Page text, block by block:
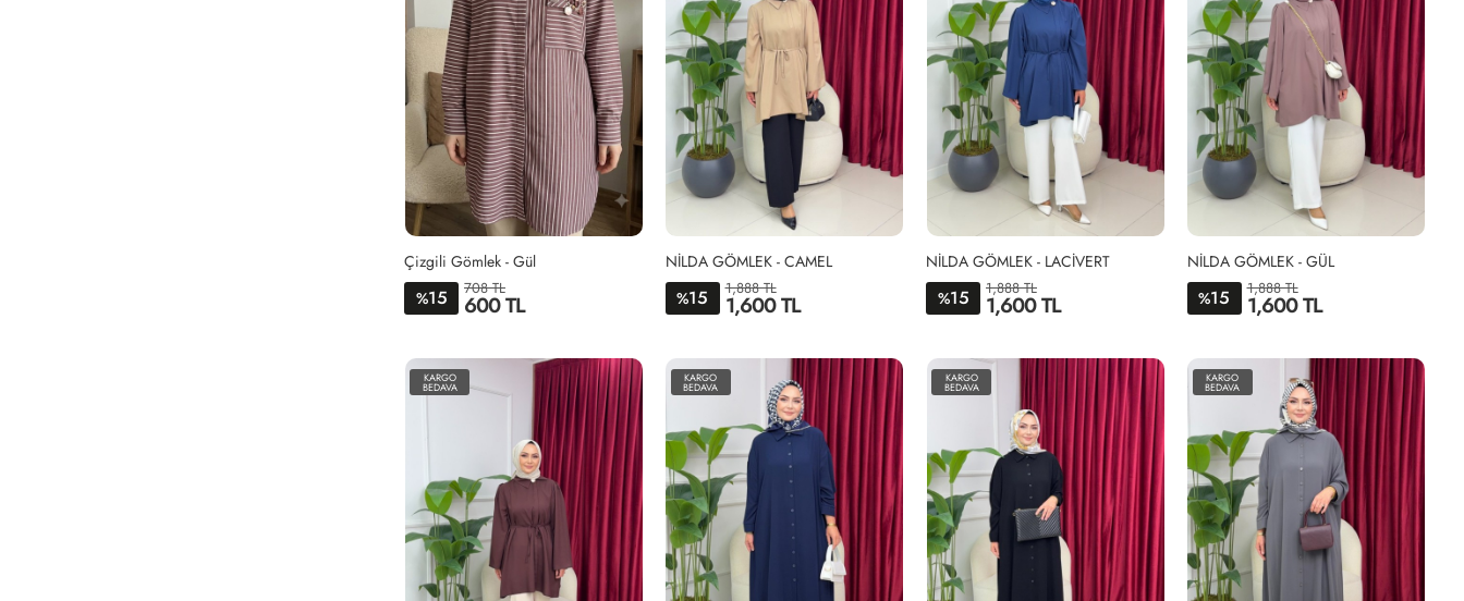
38-
46-
52
Çizgili Gömlek - Gül
%15 708 TL
600 TL
38-
50-
52
44-
46-
48
NİLDA GÖMLEK - CAMEL
%15 1,888 TL
1,600 TL
38-
42
50-
52
44-
46-
48
NİLDA GÖMLEK - LACİVERT
%15 1,888 TL
1,600 TL
38-
50-
52
44-
46-
48
NİLDA GÖMLEK - GÜL
%15 1,888 TL
1,600 TL
KARGO
BEDAVA
KARGO
BEDAVA
KARGO
BEDAVA
KARGO
BEDAVA